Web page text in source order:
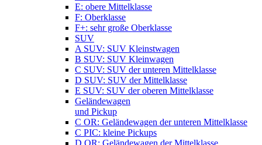
E: obere Mittelklasse
F: Oberklasse
F+: sehr große Oberklasse
SUV
A SUV: SUV Kleinstwagen
B SUV: SUV Kleinwagen
C SUV: SUV der unteren Mittelklasse
D SUV: SUV der Mittelklasse
E SUV: SUV der oberen Mittelklasse
Geländewagen
und Pickup
C OR: Geländewagen der unteren Mittelklasse
C PIC: kleine Pickups
D OR: Geländewagen der Mittelklasse